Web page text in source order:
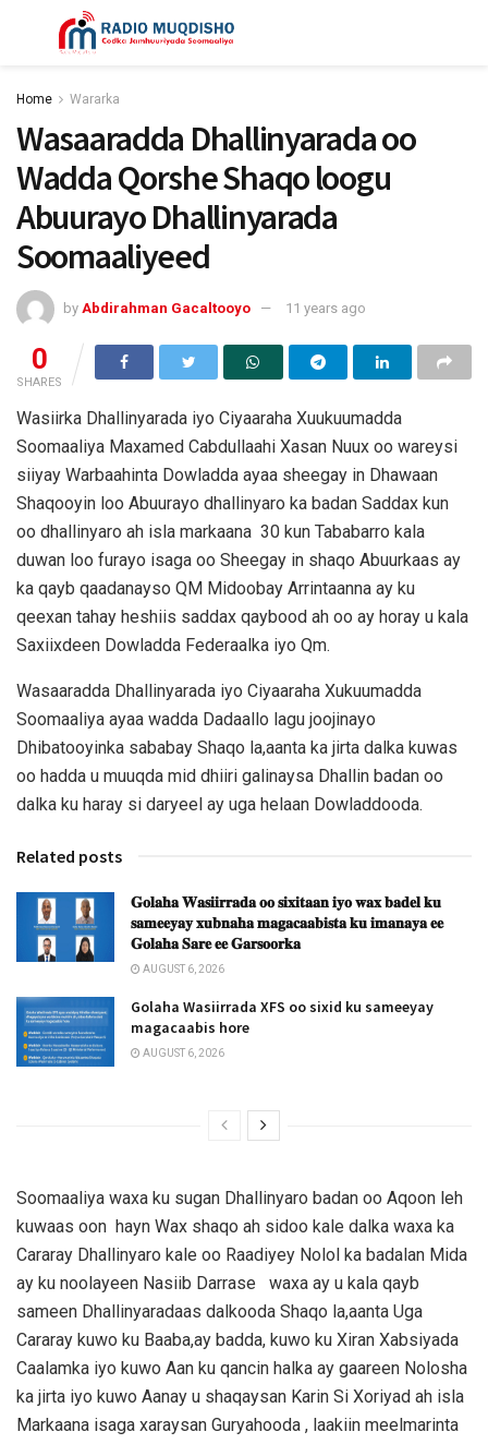
Home Wararka
Wasaaradda Dhallinyarada oo
Wadda Qorshe Shaqo loogu
Abuurayo Dhallinyarada
Soomaaliyeed
by Abdirahman Gacaltooyo 11 years ago
0
SHARES
Wasiirka Dhallinyarada iyo Ciyaaraha Xuukuumadda
Soomaaliya Maxamed Cabdullaahi Xasan Nuux oo wareysi
siiyay Warbaahinta Dowladda ayaa sheegay in Dhawaan
Shaqooyin loo Abuurayo dhallinyaro ka badan Saddax kun
oo dhallinyaro ah isla markaana 30 kun Tababarro kala
duwan loo furayo isaga oo Sheegay in shaqo Abuurkaas ay
ka qayb qaadanayso QM Midoobay Arrintaanna ay ku
qeexan tahay heshiis saddax qaybood ah oo ay horay u kala
Saxiixdeen Dowladda Federaalka iyo Qm.
Wasaaradda Dhallinyarada iyo Ciyaaraha Xukuumadda
Soomaaliya ayaa wadda Dadaallo lagu joojinayo
Dhibatooyinka sababay Shaqo la,aanta ka jirta dalka kuwas
oo hadda u muuqda mid dhiiri galinaysa Dhallin badan oo
dalka ku haray si daryeel ay uga helaan Dowladdooda.
Related posts
𝐆𝐨𝐥𝐚𝐡𝐚 𝐖𝐚𝐬𝐢𝐢𝐫𝐫𝐚𝐝𝐚 𝐨𝐨 𝐬𝐢𝐱𝐢𝐭𝐚𝐚𝐧 𝐢𝐲𝐨 𝐰𝐚𝐱 𝐛𝐚𝐝𝐞𝐥 𝐤𝐮
𝐬𝐚𝐦𝐞𝐞𝐲𝐚𝐲 𝐱𝐮𝐛𝐧𝐚𝐡𝐚 𝐦𝐚𝐠𝐚𝐜𝐚𝐚𝐛𝐢𝐬𝐭𝐚 𝐤𝐮 𝐢𝐦𝐚𝐧𝐚𝐲𝐚 𝐞𝐞
𝐆𝐨𝐥𝐚𝐡𝐚 𝐒𝐚𝐫𝐞 𝐞𝐞 𝐆𝐚𝐫𝐬𝐨𝐨𝐫𝐤𝐚
AUGUST 6, 2026
Golaha Wasiirrada XFS oo sixid ku sameeyay
magacaabis hore
AUGUST 6, 2026
Soomaaliya waxa ku sugan Dhallinyaro badan oo Aqoon leh
kuwaas oon hayn Wax shaqo ah sidoo kale dalka waxa ka
Cararay Dhallinyaro kale oo Raadiyey Nolol ka badalan Mida
ay ku noolayeen Nasiib Darrase waxa ay u kala qayb
sameen Dhallinyaradaas dalkooda Shaqo la,aanta Uga
Cararay kuwo ku Baaba,ay badda, kuwo ku Xiran Xabsiyada
Caalamka iyo kuwo Aan ku qancin halka ay gaareen Nolosha
ka jirta iyo kuwo Aanay u shaqaysan Karin Si Xoriyad ah isla
Markaana isaga xaraysan Guryahooda , laakiin meelmarinta